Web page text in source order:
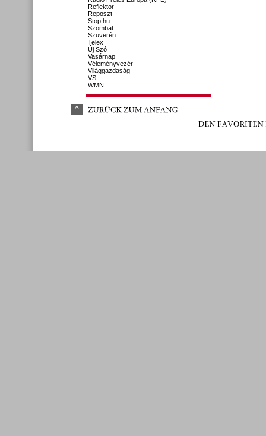
Reflektor
Reposzt
Stop.hu
Szombat
Szuverén
Telex
Új Szó
Vasárnap
Véleményvezér
Világgazdaság
VS
WMN
^ ZURÜCK ZUM ANFANG
DEN FAVORITEN